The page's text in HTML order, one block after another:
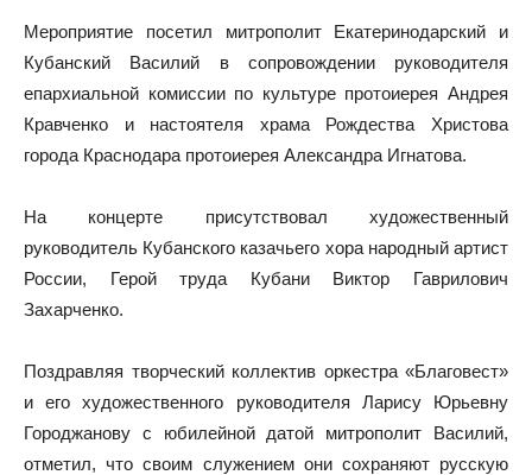
Мероприятие посетил митрополит Екатеринодарский и
Кубанский Василий в сопровождении руководителя
епархиальной комиссии по культуре протоиерея Андрея
Кравченко и настоятеля храма Рождества Христова
города Краснодара протоиерея Александра Игнатова.
На концерте присутствовал художественный
руководитель Кубанского казачьего хора народный артист
России, Герой труда Кубани Виктор Гаврилович
Захарченко.
Поздравляя творческий коллектив оркестра «Благовест»
и его художественного руководителя Ларису Юрьевну
Городжанову с юбилейной датой митрополит Василий,
отметил, что своим служением они сохраняют русскую